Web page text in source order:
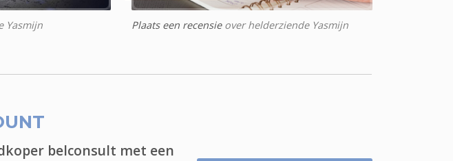
Yasmijn Plaats een recensieover helderziende Yasmijn
belconsult met een